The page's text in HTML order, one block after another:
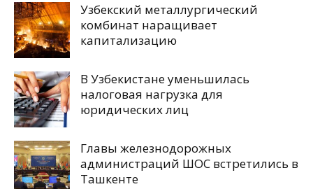
Узбекский металлургический
комбинат наращивает
капитализацию
В Узбекистане уменьшилась
налоговая нагрузка для
юридических лиц
Главы железнодорожных
администраций ШОС встретились в
Ташкенте